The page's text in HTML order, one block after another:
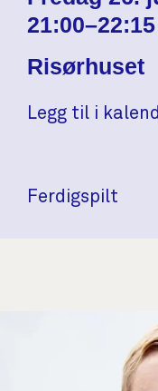
21:00–22:15
Risørhuset
Legg til i
Ferdigspilt